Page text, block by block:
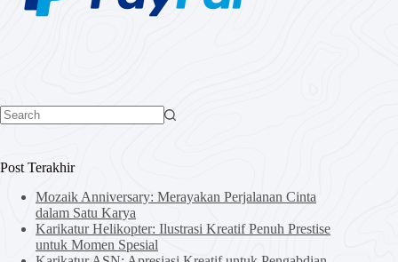
Post Terakhir
Mozaik Anniversary: Merayakan Perjalanan Cinta
dalam Satu Karya
Karikatur Helikopter: Ilustrasi Kreatif Penuh Prestise
untuk Momen Spesial